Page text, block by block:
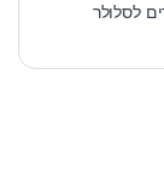
לסלולר